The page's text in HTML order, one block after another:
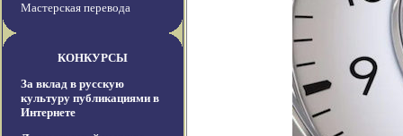
Мастерская перевода
КОНКУРСЫ
За вклад в русскую
культуру публикациями в
Интернете